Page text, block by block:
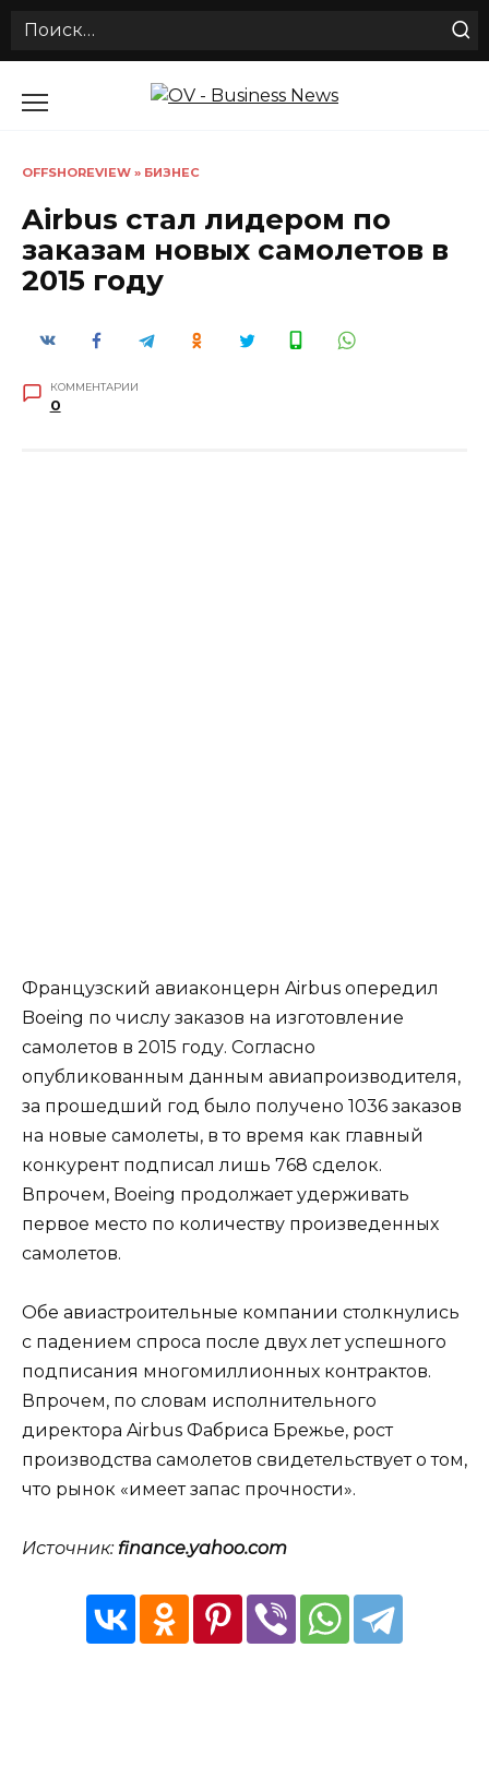
Search
OFFSHOREVIEW » БИЗНЕС
Airbus стал лидером по
заказам новых самолетов в
2015 году
КОММЕНТАРИИ
0
Французский авиаконцерн Airbus опередил
Boeing по числу заказов на изготовление
самолетов в 2015 году. Согласно
опубликованным данным авиапроизводителя,
за прошедший год было получено 1036 заказов
на новые самолеты, в то время как главный
конкурент подписал лишь 768 сделок.
Впрочем, Boeing продолжает удерживать
первое место по количеству произведенных
самолетов.
Обе авиастроительные компании столкнулись
с падением спроса после двух лет успешного
подписания многомиллионных контрактов.
Впрочем, по словам исполнительного
директора Airbus Фабриса Брежье, рост
производства самолетов свидетельствует о том,
что рынок «имеет запас прочности».
Источник: finance.yahoo.com